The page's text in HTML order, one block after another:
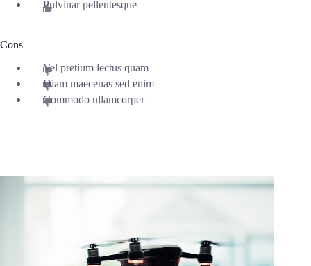
Pulvinar pellentesque
Cons
Vel pretium lectus quam
Diam maecenas sed enim
Commodo ullamcorper